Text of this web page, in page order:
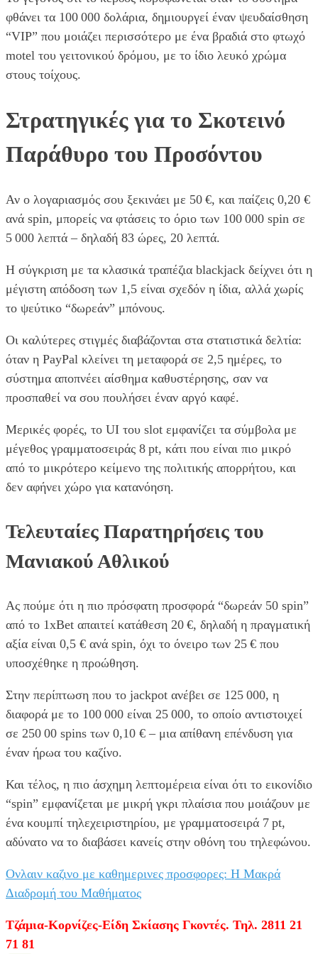
φθάνει τα 100 000 δολάρια, δημιουργεί έναν ψευδαίσθηση
“VIP” που μοιάζει περισσότερο με ένα βραδιά στο φτωχό
motel του γειτονικού δρόμου, με το ίδιο λευκό χρώμα
στους τοίχους.
Στρατηγικές για το Σκοτεινό
Παράθυρο του Προσόντου
Αν ο λογαριασμός σου ξεκινάει με 50 €, και παίζεις 0,20 €
ανά spin, μπορείς να φτάσεις το όριο των 100 000 spin σε
5 000 λεπτά – δηλαδή 83 ώρες, 20 λεπτά.
Η σύγκριση με τα κλασικά τραπέζια blackjack δείχνει ότι η
μέγιστη απόδοση των 1,5 είναι σχεδόν η ίδια, αλλά χωρίς
το ψεύτικο “δωρεάν” μπόνους.
Οι καλύτερες στιγμές διαβάζονται στα στατιστικά δελτία:
όταν η PayPal κλείνει τη μεταφορά σε 2,5 ημέρες, το
σύστημα αποπνέει αίσθημα καθυστέρησης, σαν να
προσπαθεί να σου πουλήσει έναν αργό καφέ.
Μερικές φορές, το UI του slot εμφανίζει τα σύμβολα με
μέγεθος γραμματοσειράς 8 pt, κάτι που είναι πιο μικρό
από το μικρότερο κείμενο της πολιτικής απορρήτου, και
δεν αφήνει χώρο για κατανόηση.
Τελευταίες Παρατηρήσεις του
Μανιακού Αθλικού
Ας πούμε ότι η πιο πρόσφατη προσφορά “δωρεάν 50 spin”
από το 1xBet απαιτεί κατάθεση 20 €, δηλαδή η πραγματική
αξία είναι 0,5 € ανά spin, όχι το όνειρο των 25 € που
υποσχέθηκε η προώθηση.
Στην περίπτωση που το jackpot ανέβει σε 125 000, η
διαφορά με το 100 000 είναι 25 000, το οποίο αντιστοιχεί
σε 250 00 spins των 0,10 € – μια απίθανη επένδυση για
έναν ήρωα του καζίνο.
Και τέλος, η πιο άσχημη λεπτομέρεια είναι ότι το εικονίδιο
“spin” εμφανίζεται με μικρή γκρι πλαίσια που μοιάζουν με
ένα κουμπί τηλεχειριστηρίου, με γραμματοσειρά 7 pt,
αδύνατο να το διαβάσει κανείς στην οθόνη του τηλεφώνου.
Ονλαιν καζινο με καθημερινες προσφορες: Η Μακρά
Διαδρομή του Μαθήματος
Τζάμια-Κορνίζες-Είδη Σκίασης Γκοντές. Τηλ. 2811 21
71 81